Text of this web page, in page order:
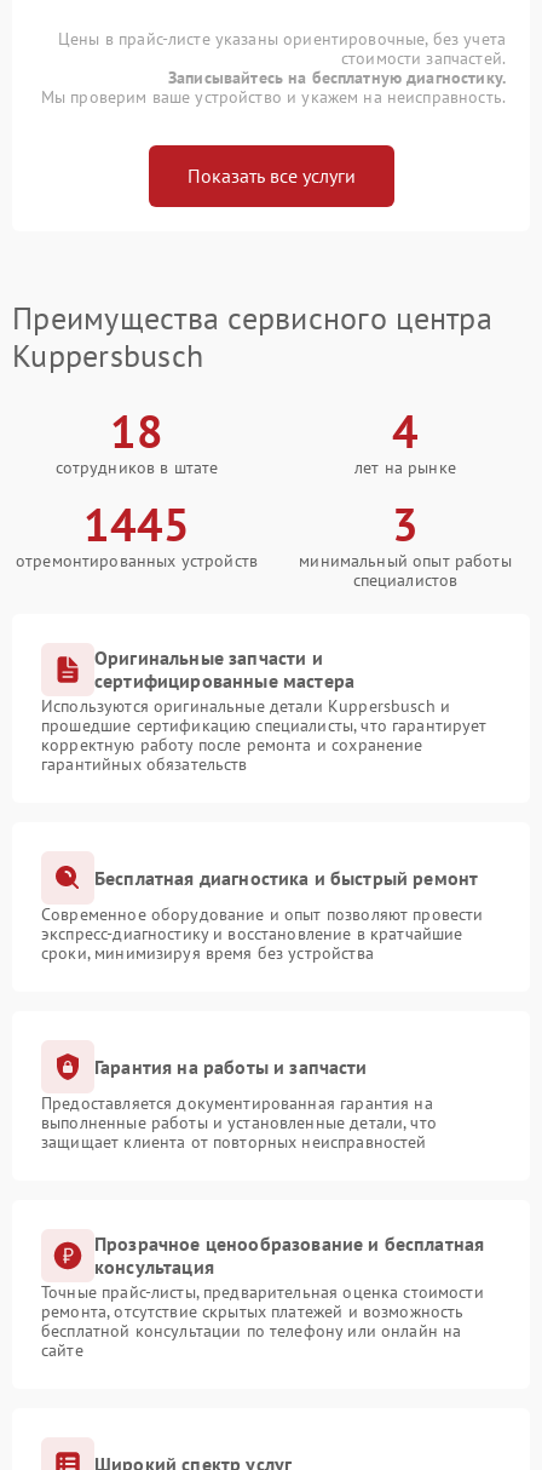
Цены в прайс-листе указаны ориентировочные, без учета
стоимости запчастей.
Записывайтесь на бесплатную диагностику.
Мы проверим ваше устройство и укажем на неисправность.
Показать все услуги
Преимущества сервисного центра
Kuppersbusch
18
сотрудников в штате
4
лет на рынке
1445
отремонтированных устройств
3
минимальный опыт работы
специалистов
Оригинальные запчасти и
сертифицированные мастера
Используются оригинальные детали Kuppersbusch и
прошедшие сертификацию специалисты, что гарантирует
корректную работу после ремонта и сохранение
гарантийных обязательств
Бесплатная диагностика и быстрый ремонт
Современное оборудование и опыт позволяют провести
экспресс-диагностику и восстановление в кратчайшие
сроки, минимизируя время без устройства
Гарантия на работы и запчасти
Предоставляется документированная гарантия на
выполненные работы и установленные детали, что
защищает клиента от повторных неисправностей
Прозрачное ценообразование и бесплатная
консультация
Точные прайс-листы, предварительная оценка стоимости
ремонта, отсутствие скрытых платежей и возможность
бесплатной консультации по телефону или онлайн на
сайте
Широкий спектр услуг